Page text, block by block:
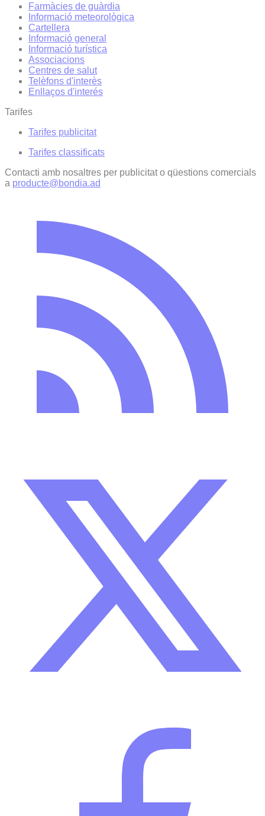
Farmàcies de guàrdia
Informació meteorològica
Cartellera
Informació general
Informació turística
Associacions
Centres de salut
Telèfons d'interès
Enllaços d'interés
Tarifes
Tarifes publicitat
Tarifes classificats
Contacti amb nosaltres per publicitat o qüestions comercials
a producte@bondia.ad